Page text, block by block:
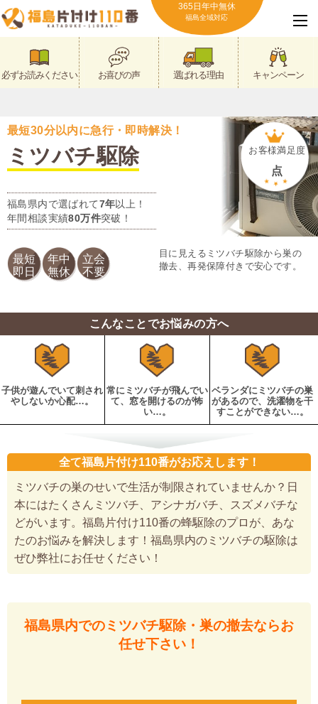
365日年中無休
福島全域対応
必ずお読みください お喜びの声 選ばれる理由 キャンペーン
最短30分以内に急行・即時解決！
ミツバチ駆除
福島県内で選ばれて7年以上！
年間相談実績80万件突破！
お客様満足度
点
最短
即日
年中
無休
立会
不要
目に見えるミツバチ駆除から巣の
撤去、再発保障付きで安心です。
こんなことでお悩みの方へ
子供が遊んでいて刺され
やしないか心配…。
常にミツバチが飛んでい
て、窓を開けるのが怖
い…。
ベランダにミツバチの巣
があるので、洗濯物を干
すことができない…。
全て福島片付け110番がお応えします！
ミツバチの巣のせいで生活が制限されていませんか？日
本にはたくさんミツバチ、アシナガバチ、スズメバチな
どがいます。福島片付け110番の蜂駆除のプロが、あな
たのお悩みを解決します！福島県内のミツバチの駆除は
ぜひ弊社にお任せください！
福島県内でのミツバチ駆除・巣の撤去ならお
任せ下さい！